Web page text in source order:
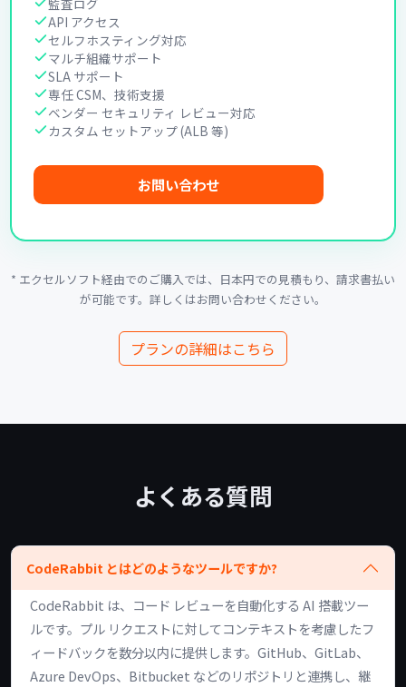
監査ログ
API アクセス
セルフホスティング対応
マルチ組織サポート
SLA サポート
専任 CSM、技術支援
ベンダー セキュリティ レビュー対応
カスタム セットアップ (ALB 等)
お問い合わせ
* エクセルソフト経由でのご購入では、日本円での見積もり、請求書払い
が可能です。詳しくはお問い合わせください。
プランの詳細はこちら
よくある質問
CodeRabbit とはどのようなツールですか?
CodeRabbit は、コード レビューを自動化する AI 搭載ツー
ルです。プル リクエストに対してコンテキストを考慮したフ
ィードバックを数分以内に提供します。GitHub、GitLab、
Azure DevOps、Bitbucket などのリポジトリと連携し、継